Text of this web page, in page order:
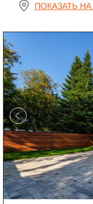
ПОКАЗАТЬ НА